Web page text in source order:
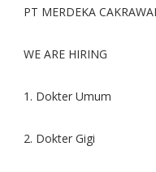
PT MERDEKA
WE ARE HIRING
1. Dokter Umum
2. Dokter Gigi